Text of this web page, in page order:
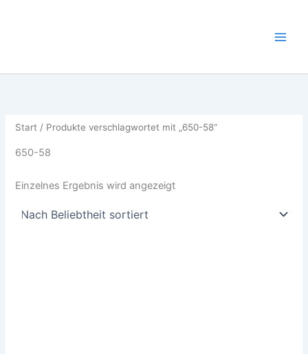
Start / Produkte verschlagwortet mit „650-58“
650-58
Einzelnes Ergebnis wird angezeigt